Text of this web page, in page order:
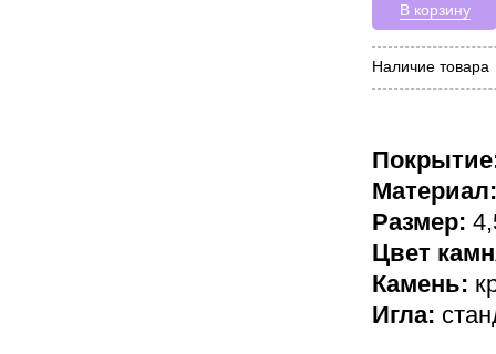
В корзину
Наличие товара
Размер:
Цвет
Камень:
Игла: